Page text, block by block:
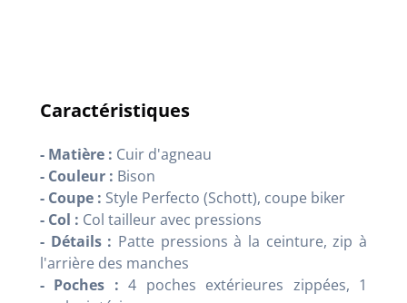
Caractéristiques
- Matière : Cuir d'agneau
- Couleur : Bison
- Coupe : Style Perfecto (Schott), coupe biker
- Col : Col tailleur avec pressions
- Détails : Patte pressions à la ceinture, zip à
l'arrière des manches
- Poches : 4 poches extérieures zippées, 1